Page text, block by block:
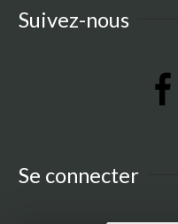
Suivez-nous
Se connecter